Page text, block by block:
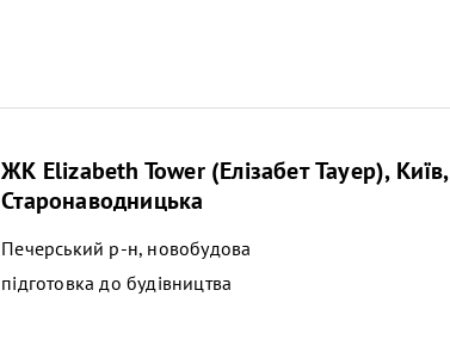
ЖК Elizabeth Tower (Елізабет Тауер), Київ,
Старонаводницька
Печерський р-н, новобудова
підготовка до будівництва